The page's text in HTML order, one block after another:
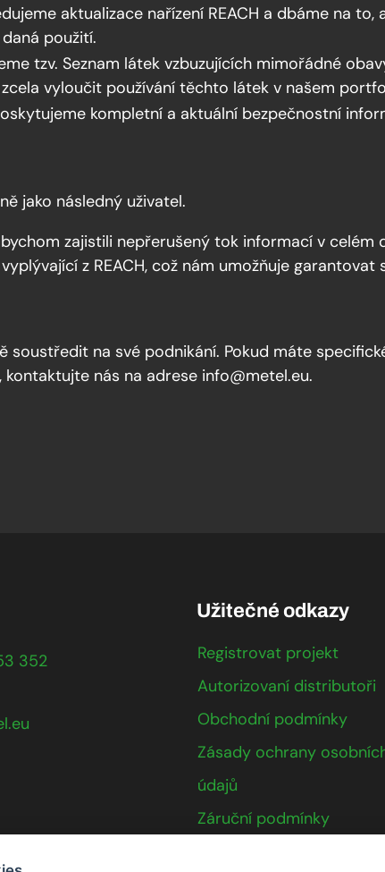
aktualizace nařízení REACH a dbáme na
použití.
tzv. Seznam látek vzbuzujících mimořádné
vyloučit používání těchto látek v našem
kompletní a aktuální bezpečnostní
jako následný uživatel.
zajistili nepřerušený tok informací v celém
z REACH, což nám umožňuje
soustředit na své podnikání. Pokud máte
nás na adrese info@metel.eu.
352
Užitečné odkazy
Registrovat projekt
Autorizovaní distributoři
Obchodní podmínky
Zásady ochrany
údajů
Záruční podmínky